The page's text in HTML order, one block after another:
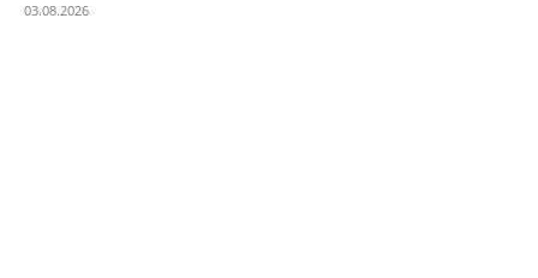
03.08.2026